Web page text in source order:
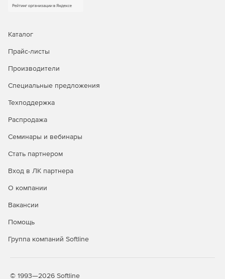
Каталог
Прайс-листы
Производители
Специальные предложения
Техподдержка
Распродажа
Семинары и вебинары
Стать партнером
Вход в ЛК партнера
О компании
Вакансии
Помощь
Группа компаний Softline
© 1993—2026 Softline